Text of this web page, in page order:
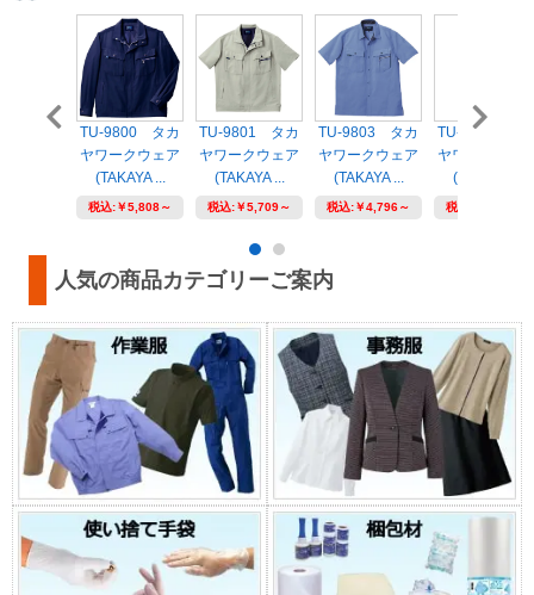
TU-9800 タカ
ヤワークウェア
(TAKAYA ...
税込:￥5,808～
TU-9801 タカ
ヤワークウェア
(TAKAYA ...
税込:￥5,709～
TU-9803 タカ
ヤワークウェア
(TAKAYA ...
税込:￥4,796～
TU-9810 タ
ヤワークウェ
(TAKAYA ...
税込:
人気の商品カテゴリーご案内